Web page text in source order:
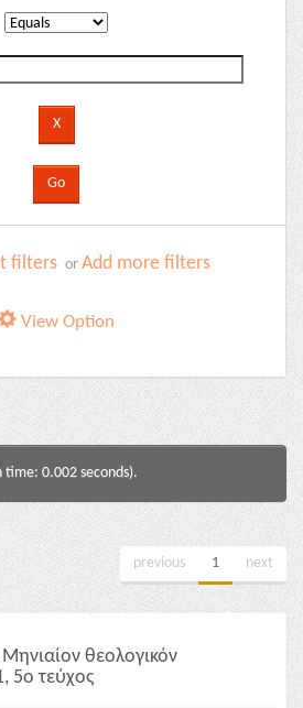
filters or Add more filters
View Option
time: 0.002 seconds).
previous 1 next
θεολογικόν
5ο τεύχος